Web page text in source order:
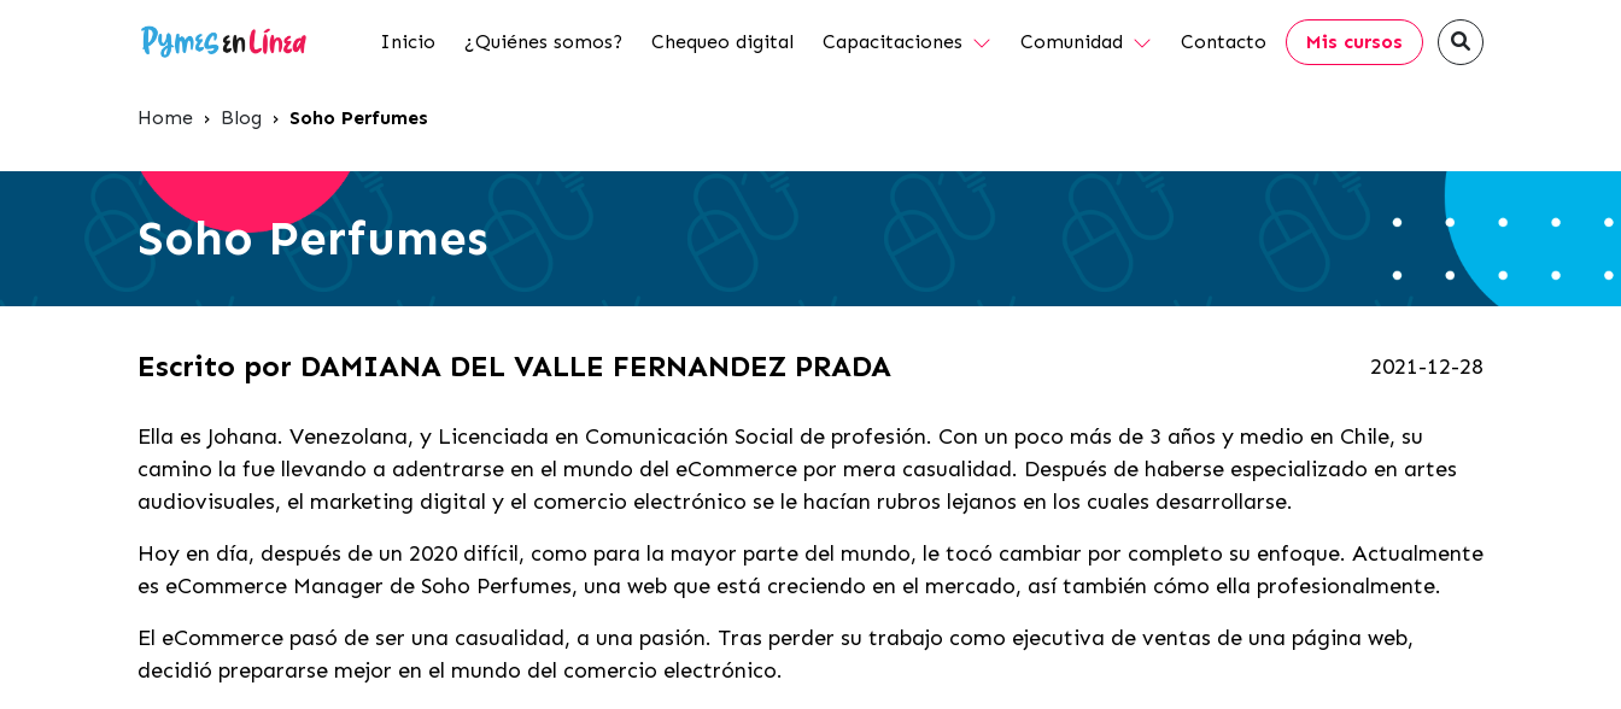
Inicio ¿Quiénes somos? Chequeo digital Capacitaciones Comunidad Contacto Mis cursos
Home › Blog › Soho Perfumes
Soho Perfumes
Escrito por DAMIANA DEL VALLE FERNANDEZ PRADA 2021-12-28
Ella es Johana. Venezolana, y Licenciada en Comunicación Social de profesión. Con un poco más de 3 años y medio en Chile, su
camino la fue llevando a adentrarse en el mundo del eCommerce por mera casualidad. Después de haberse especializado en artes
audiovisuales, el marketing digital y el comercio electrónico se le hacían rubros lejanos en los cuales desarrollarse.
Hoy en día, después de un 2020 difícil, como para la mayor parte del mundo, le tocó cambiar por completo su enfoque. Actualmente
es eCommerce Manager de Soho Perfumes, una web que está creciendo en el mercado, así también cómo ella profesionalmente.
El eCommerce pasó de ser una casualidad, a una pasión. Tras perder su trabajo como ejecutiva de ventas de una página web,
decidió prepararse mejor en el mundo del comercio electrónico.